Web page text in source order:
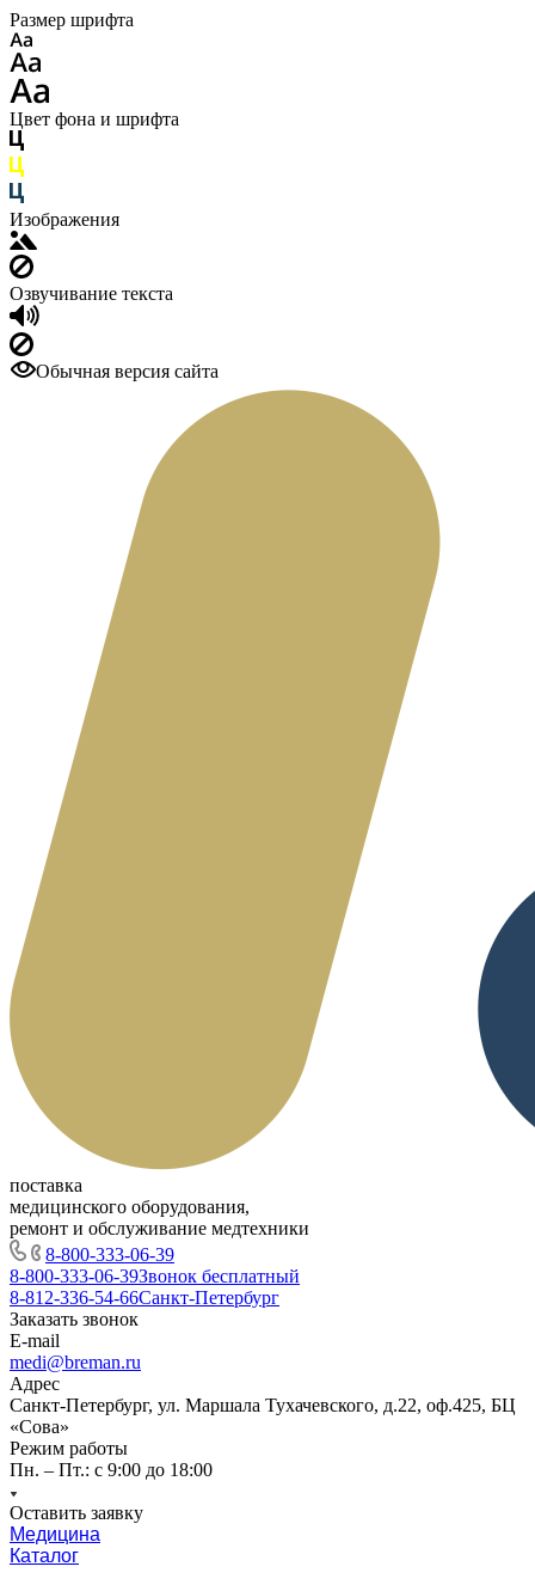
Размер шрифта
Цвет фона и шрифта
Изображения
Озвучивание текста
Обычная версия сайта
поставка
медицинского оборудования,
ремонт и обслуживание медтехники
8-800-333-06-39
8-800-333-06-39Звонок бесплатный
8-812-336-54-66Санкт-Петербург
Заказать звонок
E-mail
medi@breman.ru
Адрес
Санкт-Петербург, ул. Маршала Тухачевского, д.22, оф.425, БЦ
«Сова»
Режим работы
Пн. – Пт.: с 9:00 до 18:00
Оставить заявку
Медицина
Каталог